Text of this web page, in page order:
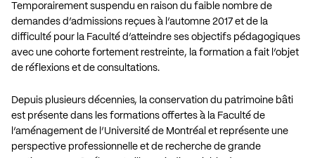
Temporairement suspendu en raison du faible nombre de
demandes d’admissions reçues à l’automne 2017 et de la
difficulté pour la Faculté d’atteindre ses objectifs pédagogiques
avec une cohorte fortement restreinte, la formation a fait l’objet
de réflexions et de consultations.
Depuis plusieurs décennies, la conservation du patrimoine bâti
est présente dans les formations offertes à la Faculté de
l’aménagement de l’Université de Montréal et représente une
perspective professionnelle et de recherche de grande